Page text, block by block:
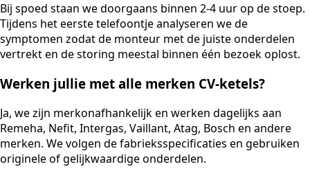
Bij spoed staan we doorgaans binnen 2-4 uur op de stoep.
Tijdens het eerste telefoontje analyseren we de
symptomen zodat de monteur met de juiste onderdelen
vertrekt en de storing meestal binnen één bezoek oplost.
Werken jullie met alle merken CV-ketels?
Ja, we zijn merkonafhankelijk en werken dagelijks aan
Remeha, Nefit, Intergas, Vaillant, Atag, Bosch en andere
merken. We volgen de fabrieksspecificaties en gebruiken
originele of gelijkwaardige onderdelen.